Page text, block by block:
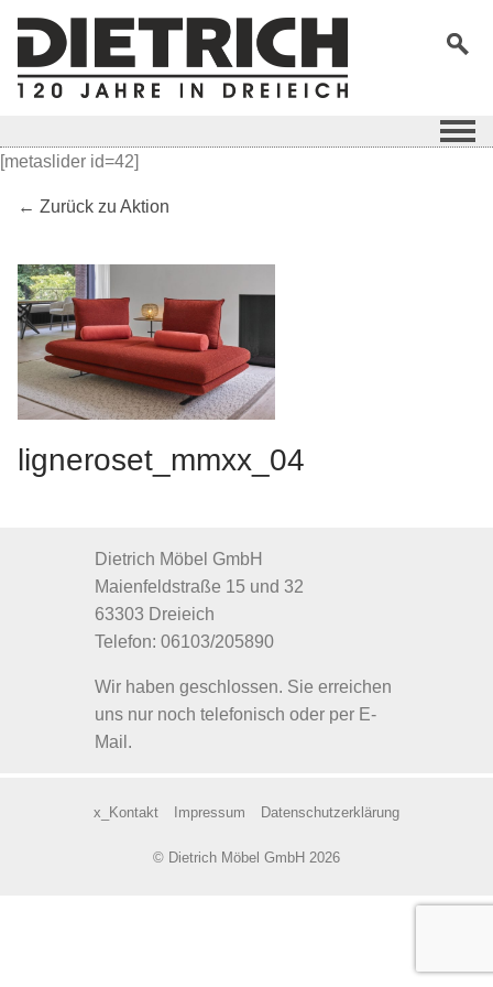
[metaslider id=42]
← Zurück zu Aktion
ligneroset_mmxx_04
Dietrich Möbel GmbH
Maienfeldstraße 15 und 32
63303 Dreieich
Telefon: 06103/205890
Wir haben geschlossen. Sie erreichen
uns nur noch telefonisch oder per E-
Mail.
x_Kontakt Impressum Datenschutzerklärung
© Dietrich Möbel GmbH 2026